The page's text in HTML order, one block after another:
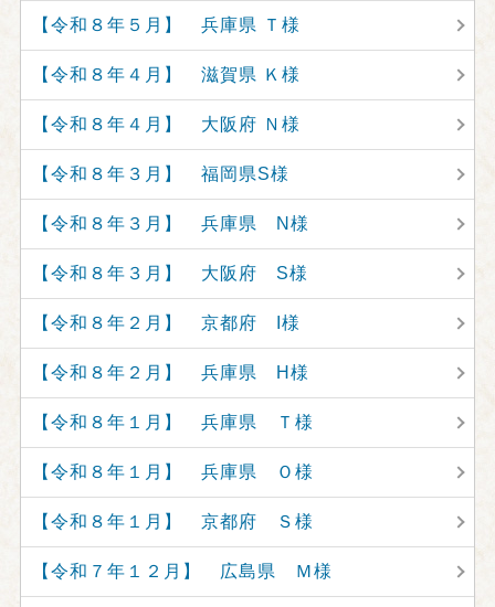
【令和８年５月】 兵庫県 Ｔ様
【令和８年４月】 滋賀県 Ｋ様
【令和８年４月】 大阪府 Ｎ様
【令和８年３月】 福岡県S様
【令和８年３月】 兵庫県 N様
【令和８年３月】 大阪府 S様
【令和８年２月】 京都府 I様
【令和８年２月】 兵庫県 H様
【令和８年１月】 兵庫県 Ｔ様
【令和８年１月】 兵庫県 Ｏ様
【令和８年１月】 京都府 Ｓ様
【令和７年１２月】 広島県 Ｍ様